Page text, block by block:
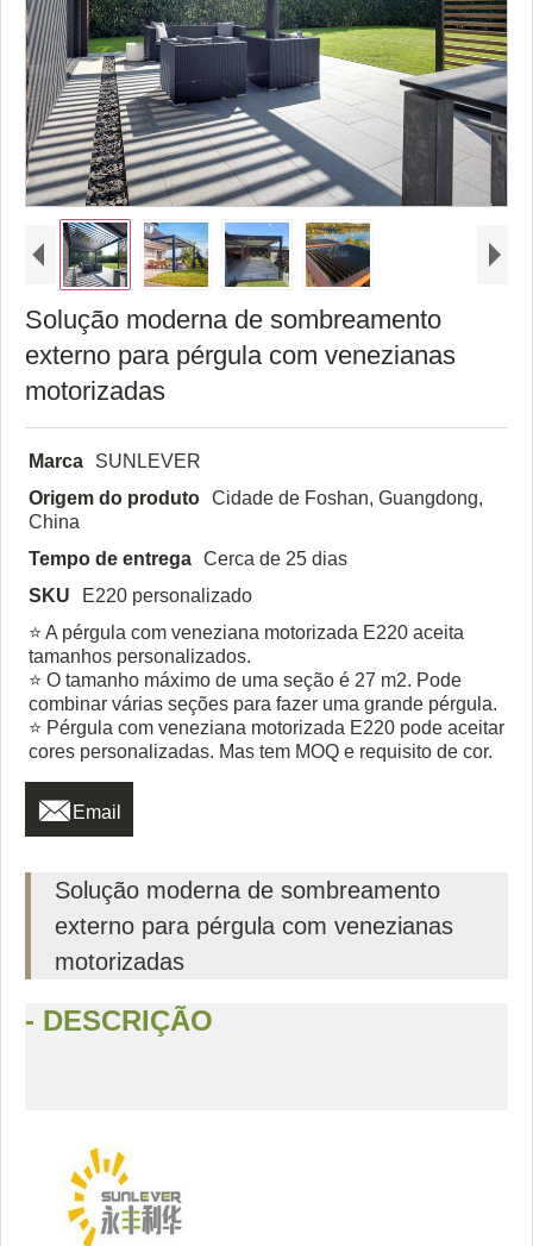
Solução moderna de sombreamento
externo para pérgula com venezianas
motorizadas
Marca
SUNLEVER
Origem do produto Cidade de Foshan, Guangdong,
China
Tempo de entrega Cerca de 25 dias
SKU
E220 personalizado
⭐ A pérgula com veneziana motorizada E220 aceita
tamanhos personalizados.
⭐ O tamanho máximo de uma seção é 27 m2. Pode
combinar várias seções para fazer uma grande pérgula.
⭐ Pérgula com veneziana motorizada E220 pode aceitar
cores personalizadas. Mas tem MOQ e requisito de cor.
 Email
Solução moderna de sombreamento
externo para pérgula com venezianas
motorizadas
- DESCRIÇÃO